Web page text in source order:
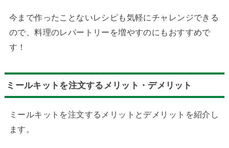
今まで作ったことないレシピも気軽にチャレンジできる
ので、料理のレパートリーを増やすのにもおすすめで
す！
ミールキットを注文するメリット・デメリット
ミールキットを注文するメリットとデメリットを紹介し
ます。